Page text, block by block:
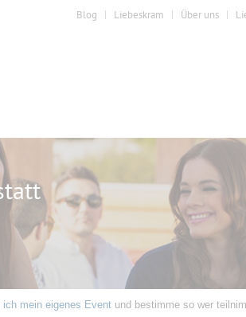
Blog Liebeskram Über uns
ich mein eigenes Event und bestimme so wer